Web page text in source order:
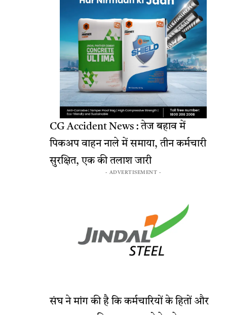
CG Accident News : तेज बहाव में
पिकअप वाहन नाले में समाया, तीन कर्मचारी
सुरक्षित, एक की तलाश जारी
- ADVERTISEMENT -
संघ ने मांग की है कि कर्मचारियों के हितों और